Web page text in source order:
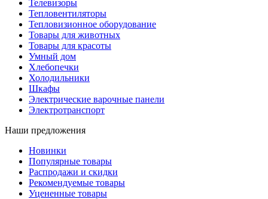
Телевизоры
Тепловентиляторы
Тепловизионное оборудование
Товары для животных
Товары для красоты
Умный дом
Хлебопечки
Холодильники
Шкафы
Электрические варочные панели
Электротранспорт
Наши предложения
Новинки
Популярные товары
Распродажи и скидки
Рекомендуемые товары
Уцененные товары